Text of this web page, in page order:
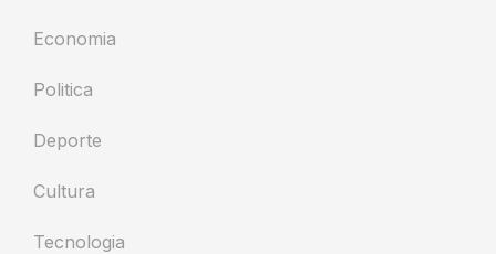
Economia
Politica
Deporte
Cultura
Tecnologia